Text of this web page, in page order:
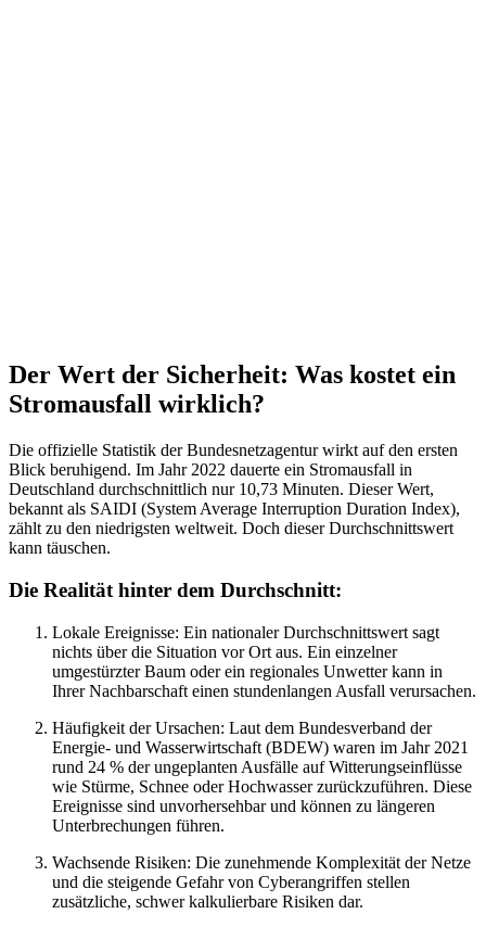
Der Wert der Sicherheit: Was kostet ein
Stromausfall wirklich?
Die offizielle Statistik der Bundesnetzagentur wirkt auf den ersten
Blick beruhigend. Im Jahr 2022 dauerte ein Stromausfall in
Deutschland durchschnittlich nur 10,73 Minuten. Dieser Wert,
bekannt als SAIDI (System Average Interruption Duration Index),
zählt zu den niedrigsten weltweit. Doch dieser Durchschnittswert
kann täuschen.
Die Realität hinter dem Durchschnitt:
Lokale Ereignisse: Ein nationaler Durchschnittswert sagt
nichts über die Situation vor Ort aus. Ein einzelner
umgestürzter Baum oder ein regionales Unwetter kann in
Ihrer Nachbarschaft einen stundenlangen Ausfall verursachen.
Häufigkeit der Ursachen: Laut dem Bundesverband der
Energie- und Wasserwirtschaft (BDEW) waren im Jahr 2021
rund 24 % der ungeplanten Ausfälle auf Witterungseinflüsse
wie Stürme, Schnee oder Hochwasser zurückzuführen. Diese
Ereignisse sind unvorhersehbar und können zu längeren
Unterbrechungen führen.
Wachsende Risiken: Die zunehmende Komplexität der Netze
und die steigende Gefahr von Cyberangriffen stellen
zusätzliche, schwer kalkulierbare Risiken dar.